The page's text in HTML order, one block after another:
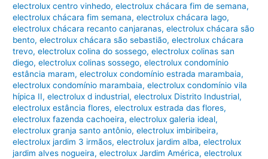
electrolux centro vinhedo,electrolux chácara fim de semana,
electrolux chácara fim semana,electrolux chácara lago,
electrolux chácara recanto canjaranas,electrolux chácara são
bento,electrolux chácara são sebastião,electrolux chácara
trevo,electrolux colina do sossego,electrolux colinas san
diego,electrolux colinas sossego,electrolux condomínio
estância maram,electrolux condomínio estrada marambaia,
electrolux condomínio marambaia,electrolux condomínio vila
hípica II,electrolux d industrial,electrolux Distrito Industrial,
electrolux estância flores,electrolux estrada das flores,
electrolux fazenda cachoeira,electrolux galeria ideal,
electrolux granja santo antônio,electrolux imbiribeira,
electrolux jardim 3 irmãos,electrolux jardim alba,electrolux
jardim alves nogueira,electrolux Jardim América,electrolux